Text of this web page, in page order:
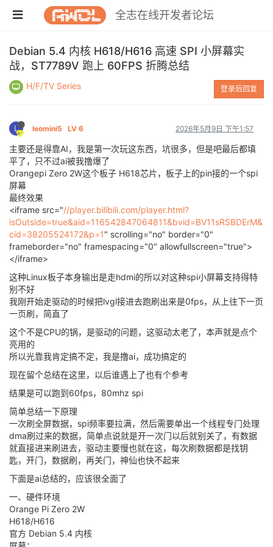
全志在线开发者论坛
Debian 5.4 内核 H618/H616 高速 SPI 小屏幕实
战，ST7789V 跑上 60FPS 折腾总结
H/F/TV Series 登录后回复
L leomini5 LV 6 2026年5月9日 下午1:57
主要还是得靠AI，我是第一次玩这东西，坑很多，但是吧最后都填
平了，只不过ai被我撸爆了
Orangepi Zero 2W这个板子 H618芯片，板子上的pin接的一个spi
屏幕
最终效果
<iframe src="//player.bilibili.com/player.html?
isOutside=true&aid=116542847064811&bvid=BV11sRSBDErM&
cid=38205524172&p=1" scrolling="no" border="0"
frameborder="no" framespacing="0" allowfullscreen="true">
</iframe>
这种Linux板子本身输出是走hdmi的所以对这种spi小屏幕支持得特
别不好
我刚开始走驱动的时候把lvgl接进去跑刷出来是0fps，从上往下一页
一页刷，简直了
这个不是CPU的锅，是驱动的问题，这驱动太老了，本声就是点个
亮用的
所以光靠我肯定搞不定，我是撸ai，成功搞定的
现在留个总结在这里，以后谁遇上了也有个参考
结果是可以跑到60fps，80mhz spi
简单总结一下原理
一次刷全屏数据，spi频率要拉满，然后需要单出一个线程专门处理
dma刷过来的数据，简单点说就是开一次门以后就别关了，有数据
就直接进来刷进去，驱动主要慢也就在这，每次刷数据都是找钥
匙，开门，数据刷，再关门，神仙也快不起来
下面是ai总结的，应该很全面了
一、硬件环境
Orange Pi Zero 2W
H618/H616
官方 Debian 5.4 内核